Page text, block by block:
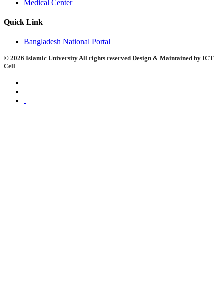
Medical Center
Quick Link
Bangladesh National Portal
© 2026 Islamic University All rights reserved Design & Maintained by ICT
Cell